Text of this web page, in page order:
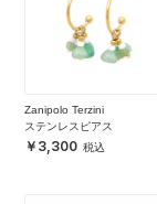
Zanipolo Terzini
ステンレスピアス
3,300